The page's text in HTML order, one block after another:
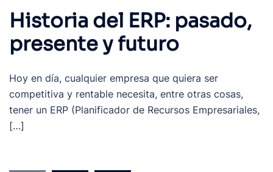
Historia del ERP: pasado,
presente y futuro
Hoy en día, cualquier empresa que quiera ser
competitiva y rentable necesita, entre otras cosas,
tener un ERP (Planificador de Recursos Empresariales,
[…]